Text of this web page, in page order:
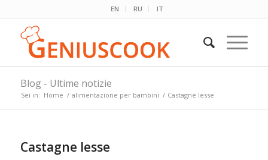
EN RU IT
Blog - Ultime notizie
Sei in: Home / alimentazione per bambini / Castagne lesse
Castagne lesse